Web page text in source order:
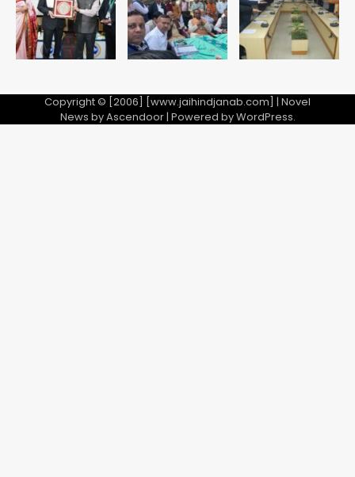
5
Copyright © [2006] [www.jaihindjanab.com] | Novel
News byAscendoor| Powered byWordPress.